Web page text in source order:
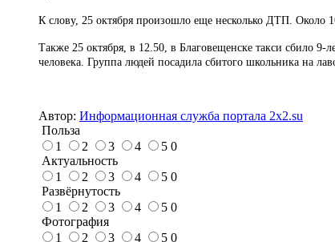
К слову, 25 октября произошло еще несколько ДТП. Около
Также 25 октября, в 12.50, в Благовещенске такси сбило 9-
человека. Группа людей посадила сбитого школьника на
Автор: Информационная служба портала 2x2.su
Польза
1
2 3 4 5 0
Актуальность
1
2 3 4 5 0
Развёрнутость
1
2 3 4 5 0
Фотография
1
2 3 4 5 0